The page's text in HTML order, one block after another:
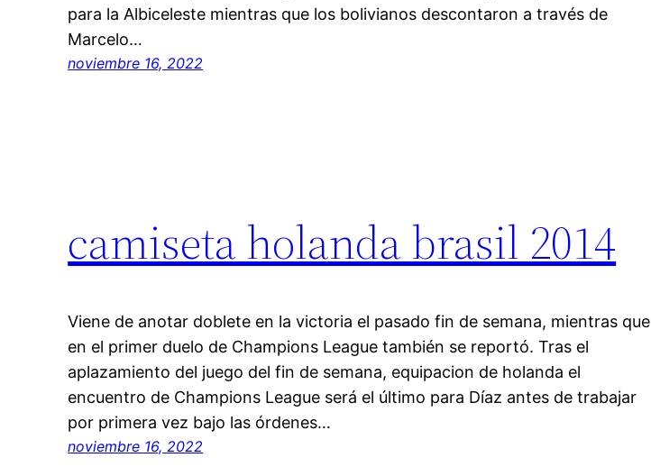
para la Albiceleste mientras que los bolivianos descontaron a través de
Marcelo…
noviembre 16, 2022
camiseta holanda brasil 2014
Viene de anotar doblete en la victoria el pasado fin de semana, mientras que
en el primer duelo de Champions League también se reportó. Tras el
aplazamiento del juego del fin de semana, equipacion de holanda el
encuentro de Champions League será el último para Díaz antes de trabajar
por primera vez bajo las órdenes…
noviembre 16, 2022